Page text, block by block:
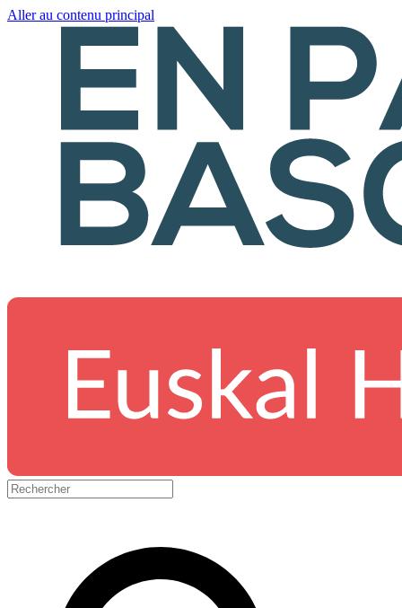
Aller au contenu principal